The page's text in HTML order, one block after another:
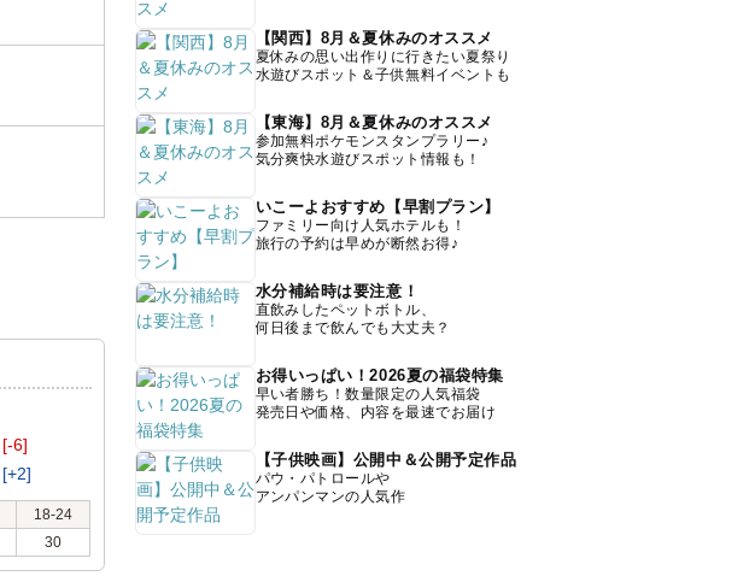
[-6]
[+2]
18-24
30
【関西】8月＆夏休みのオススメ
夏休みの思い出作りに行きたい夏祭り
水遊びスポット＆子供無料イベントも
【東海】8月＆夏休みのオススメ
参加無料ポケモンスタンプラリー♪
気分爽快水遊びスポット情報も！
いこーよおすすめ【早割プラン】
ファミリー向け人気ホテルも！
旅行の予約は早めが断然お得♪
水分補給時は要注意！
直飲みしたペットボトル、
何日後まで飲んでも大丈夫？
お得いっぱい！2026夏の福袋特集
早い者勝ち！数量限定の人気福袋
発売日や価格、内容を最速でお届け
【子供映画】公開中＆公開予定作品
パウ・パトロールや
アンパンマンの人気作